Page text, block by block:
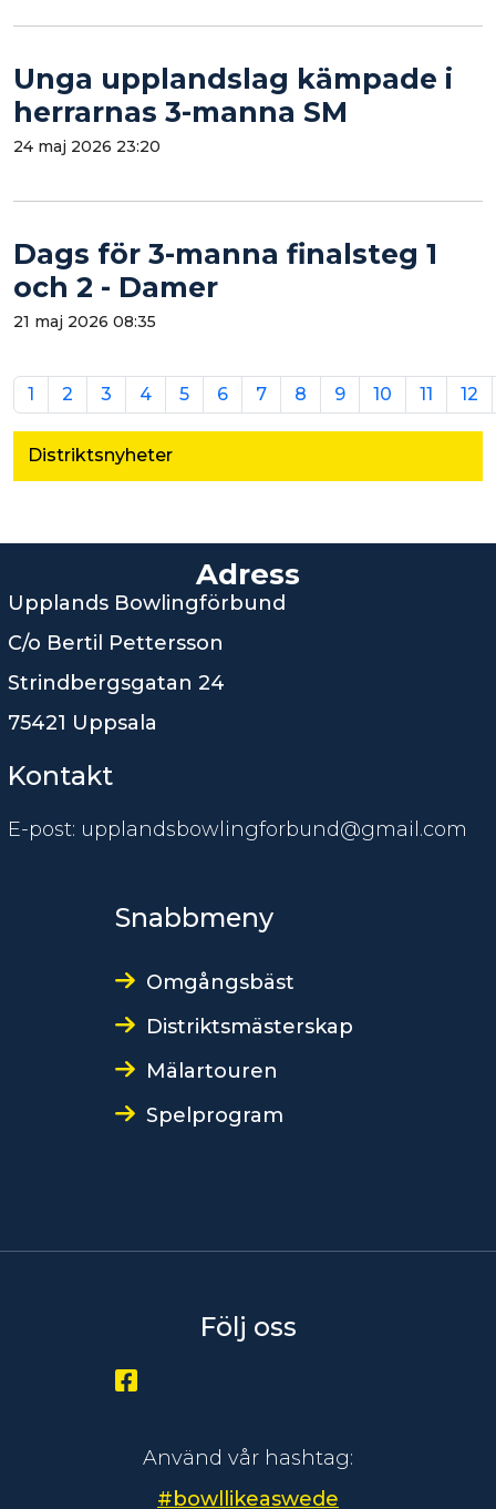
Distriktsnyheter
Unga upplandslag kämpade i
herrarnas 3-manna SM
24 maj 2026 23:20
Dags för 3-manna finalsteg 1
och 2 - Damer
21 maj 2026 08:35
1 2 3 4 5 6 7 8 9 10 11 12
Adress
Upplands Bowlingförbund
C/o Bertil Pettersson
Strindbergsgatan 24
75421 Uppsala
Kontakt
E-post: upplandsbowlingforbund@gmail.com
Snabbmeny
Omgångsbäst
Distriktsmästerskap
Mälartouren
Spelprogram
Följ oss
Använd vår hashtag:
#bowllikeaswede